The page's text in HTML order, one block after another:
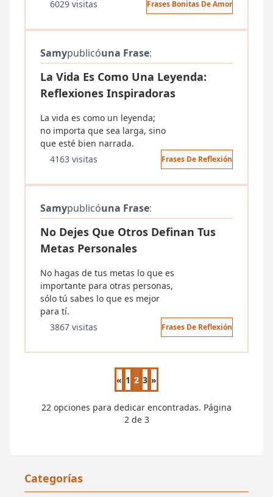
Categorías
6029 visitas Frases Bonitas De Amor
Samypublicóuna Frase:
La Vida Es Como Una Leyenda:
Reflexiones Inspiradoras
La vida es como un leyenda;
no importa que sea larga, sino
4163 visitas
Frases De Reflexión
Samypublicóuna Frase:
No Dejes Que Otros Definan Tus
Metas Personales
No hagas de tus metas lo que es
importante para otras personas,
sólo tú sabes lo que es mejor
para tí.
3867 visitas
Frases De Reflexión
Página anterior
« 1 2 3 Página siguiente
»
22 opciones para dedicar encontradas. Página
2 de 3